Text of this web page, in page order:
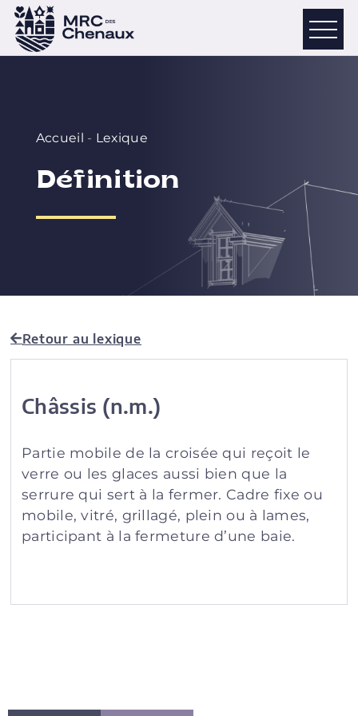
Accueil - Lexique
Définition
Retour au lexique
Châssis (n.m.)
Partie mobile de la croisée qui reçoit le
verre ou les glaces aussi bien que la
serrure qui sert à la fermer. Cadre fixe ou
mobile, vitré, grillagé, plein ou à lames,
participant à la fermeture d’une baie.